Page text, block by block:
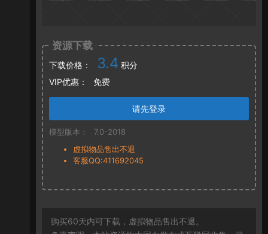
资源下载
下载价格： 3.4 积分
VIP优惠：
免费
请先登录
模型版本：
7.0-2018
虚拟物品售出不退
客服QQ:411692045
购买60天内可下载，虚拟物品售出不退。